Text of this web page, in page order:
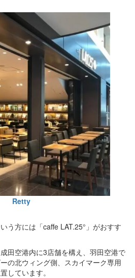
Retty
う方には「caffe LAT.25°」がおすす
田空港内に3店舗を構え、羽田空港で
の北ウィング側、スカイマーク専用
しています。